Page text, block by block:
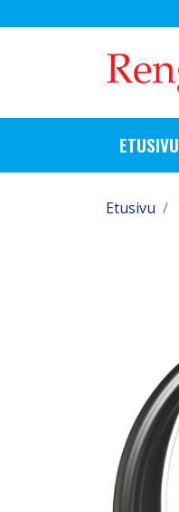
ETUSIVU
Etusivu